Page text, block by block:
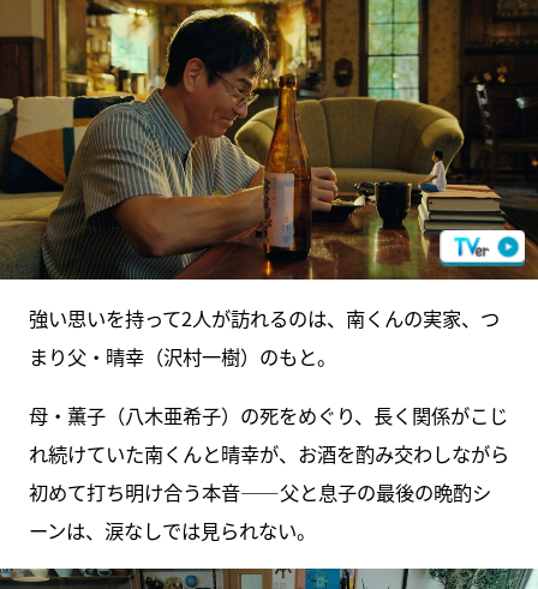
強い思いを持って2人が訪れるのは、南くんの実家、つ
まり父・晴幸（沢村一樹）のもと。
母・薫子（八木亜希子）の死をめぐり、長く関係がこじ
れ続けていた南くんと晴幸が、お酒を酌み交わしながら
初めて打ち明け合う本音――父と息子の最後の晩酌シ
ーンは、涙なしでは見られない。